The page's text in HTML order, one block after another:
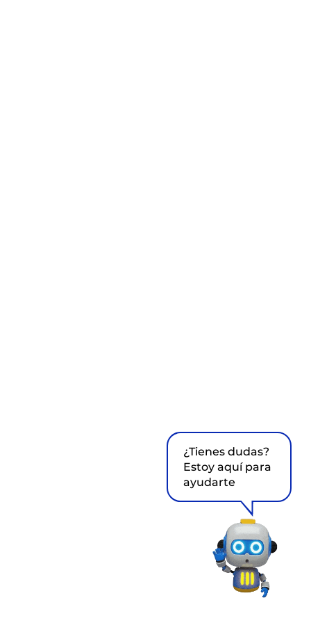
¿Tienes dudas?
Estoy aquí para
ayudarte